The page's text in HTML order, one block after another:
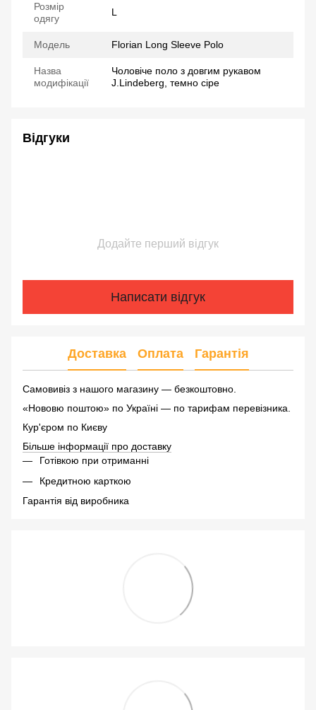
Розмір
одягу
L
Модель Florian Long Sleeve Polo
Назва
модифікації
Чоловіче поло з довгим рукавом
J.Lindeberg, темно сіре
Відгуки
Додайте перший відгук
Написати відгук
Доставка Оплата Гарантія
Самовивіз з нашого магазину — безкоштовно.
«Нововю поштою» по Україні — по тарифам перевізника.
Кур'єром по Києву
Більше інформації про доставку
Готівкою при отриманні
Кредитною карткою
Гарантія від виробника